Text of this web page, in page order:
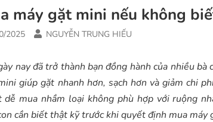
máy gặt mini nếu không
2025 NGUYỄN TRUNG HIẾU
nay đã trở thành bạn đồng hành của nhiều
giúp gặt nhanh hơn, sạch hơn và giảm chi
dễ mua nhầm loại không phù hợp với ruộng
cần biết thật kỹ trước khi quyết định mua